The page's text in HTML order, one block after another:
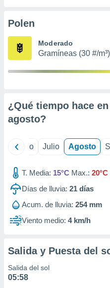
e
mediante
publicidad
publicidad
de
Polen
Moderado
Gramíneas (30 #/m³)
¿Qué tiempo hace
agosto?
Junio Julio Agosto
T. Media: 15°C Max.: 20°C
Días de lluvia: 21 días
Acum. de lluvia: 254 mm
Viento medio: 4 km/h
Salida y Puesta del
Salida del sol
05:58